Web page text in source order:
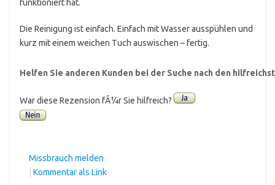
funktioniert hat.
Die Reinigung ist einfach. Einfach mit Wasser ausspühlen und
kurz mit einem weichen Tuch auswischen – fertig.
Helfen Sie anderen Kunden bei der Suche nach den
War diese Rezension fÃ¼r Sie hilfreich?
Missbrauch melden
Kommentar als Link